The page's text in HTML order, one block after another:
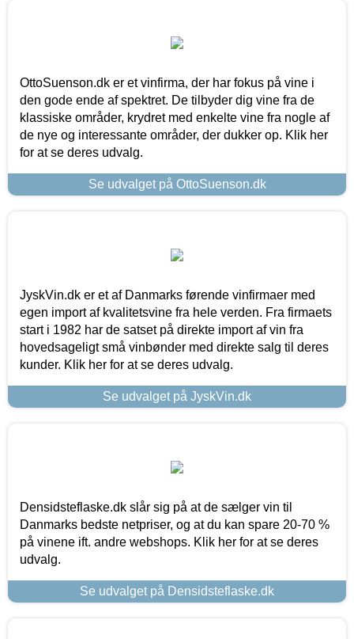
OttoSuenson.dk er et vinfirma, der har fokus på vine i
den gode ende af spektret. De tilbyder dig vine fra de
klassiske områder, krydret med enkelte vine fra nogle af
de nye og interessante områder, der dukker op. Klik her
for at se deres udvalg.
Se udvalget på OttoSuenson.dk
JyskVin.dk er et af Danmarks førende vinfirmaer med
egen import af kvalitetsvine fra hele verden. Fra firmaets
start i 1982 har de satset på direkte import af vin fra
hovedsageligt små vinbønder med direkte salg til deres
kunder. Klik her for at se deres udvalg.
Se udvalget på JyskVin.dk
Densidsteflaske.dk slår sig på at de sælger vin til
Danmarks bedste netpriser, og at du kan spare 20-70 %
på vinene ift. andre webshops. Klik her for at se deres
udvalg.
Se udvalget på Densidsteflaske.dk